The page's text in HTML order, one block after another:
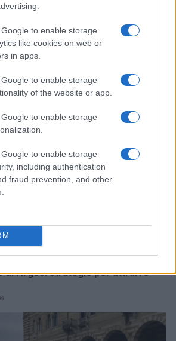
to enable storage
like cookies on web or
in apps.
to enable storage
of the website or app.
to enable storage
to enable storage
including authentication
fraud prevention, and other
di Argos: strategie per attrarre